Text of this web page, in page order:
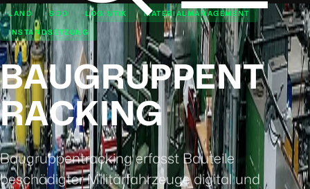
LAND SDD LOGISTIK
MATERIALMANAGEMENT
INSTANDSETZUNG
BAUGRUPPENT
RACKING
Baugruppentracking erfasst Bauteile
beschädigter Militärfahrzeuge digital und